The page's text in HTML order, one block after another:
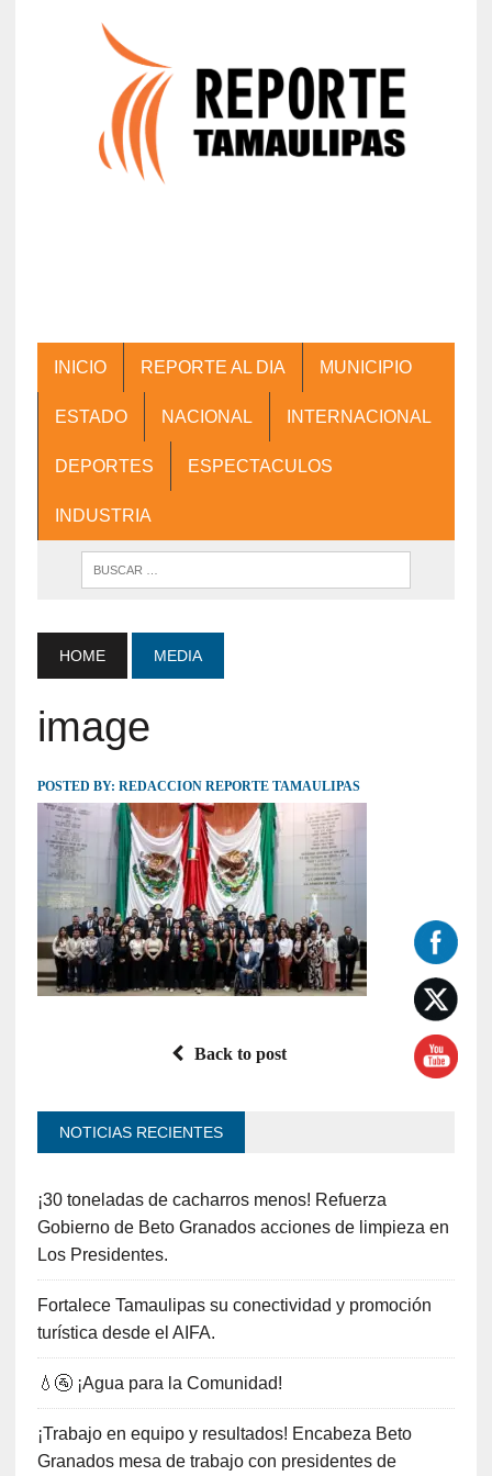
INICIO REPORTE AL DIA MUNICIPIO
ESTADO NACIONAL INTERNACIONAL
DEPORTES ESPECTACULOS
INDUSTRIA
HOME MEDIA
image
POSTED BY: REDACCION REPORTE TAMAULIPAS
Back to post
NOTICIAS RECIENTES
¡30 toneladas de cacharros menos! Refuerza
Gobierno de Beto Granados acciones de limpieza en
Los Presidentes.
Fortalece Tamaulipas su conectividad y promoción
turística desde el AIFA.
💧🚰 ¡Agua para la Comunidad!
¡Trabajo en equipo y resultados! Encabeza Beto
Granados mesa de trabajo con presidentes de